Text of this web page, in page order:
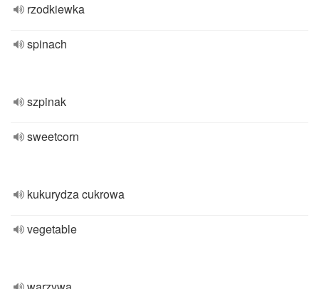
rzodkiewka
spinach
szpinak
sweetcorn
kukurydza cukrowa
vegetable